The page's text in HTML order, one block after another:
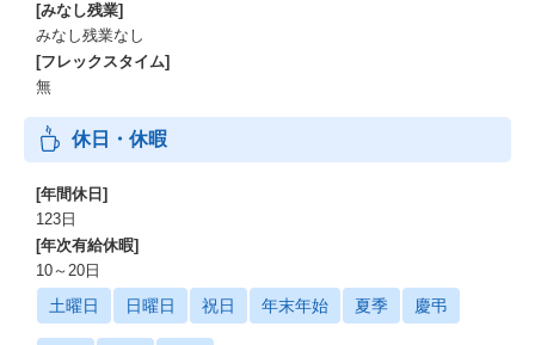
[みなし残業]
みなし残業なし
[フレックスタイム]
無
休日・休暇
[年間休日]
123日
[年次有給休暇]
10～20日
土曜日 日曜日 祝日 年末年始 夏季 慶弔